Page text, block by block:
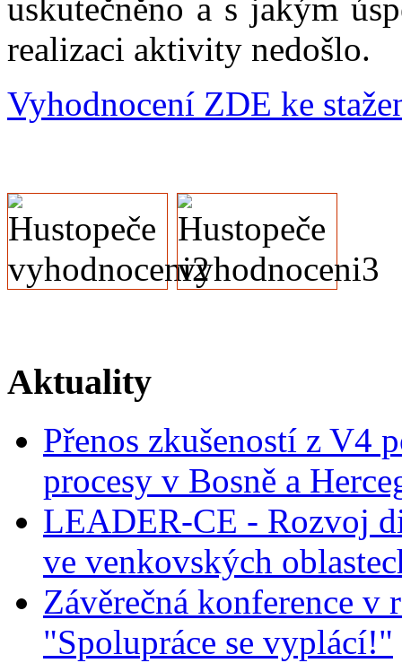
uskutečněno a s jakým
realizaci aktivity nedošlo.
Vyhodnocení ZDE ke
Aktuality
Přenos zkušeností z V4
procesy v Bosně a
LEADER-CE - Rozvoj
ve venkovských
Závěrečná konference v
"Spolupráce se vyplácí!"